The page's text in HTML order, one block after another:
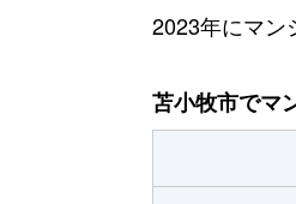
2023年にマン
苫小牧市でマ